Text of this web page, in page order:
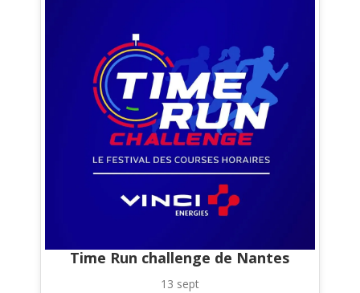
Time Run challenge de Nantes
13 sept